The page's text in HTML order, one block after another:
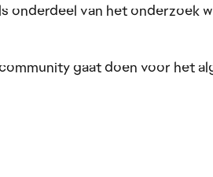
van het onderzoek
gaat doen voor het